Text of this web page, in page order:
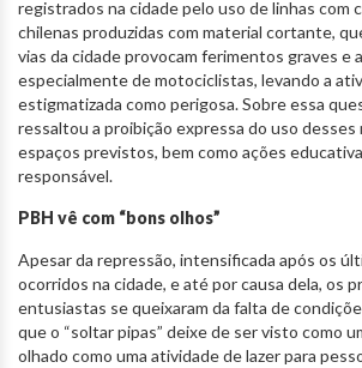
registrados na cidade pelo uso de linhas com
chilenas produzidas com material cortante,
vias da cidade provocam ferimentos graves e
especialmente de motociclistas, levando a
estigmatizada como perigosa. Sobre essa
ressaltou a proibição expressa do uso desses
espaços previstos, bem como ações
responsável.
PBH vê com “bons olhos”
Apesar da repressão, intensificada após os
ocorridos na cidade, e até por causa dela, os
entusiastas se queixaram da falta de
que o “soltar pipas” deixe de ser visto como
olhado como uma atividade de lazer para